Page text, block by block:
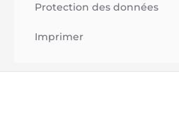
Protection des données
Imprimer